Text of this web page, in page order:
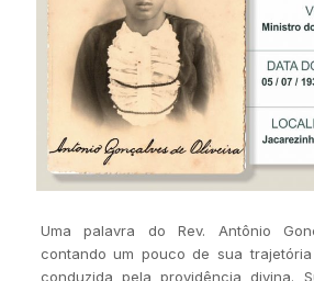
Uma palavra do Rev. Antônio
contando um pouco de sua
conduzida pela providência divina.